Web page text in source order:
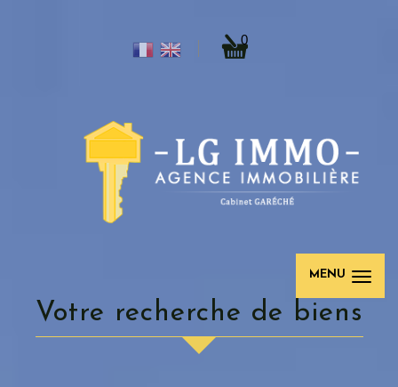
0
MENU
Votre recherche de biens